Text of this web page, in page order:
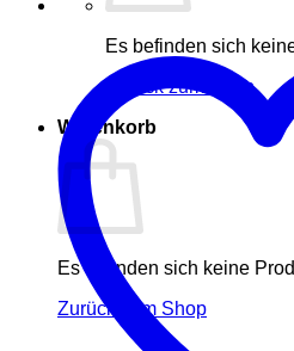
Es befinden sich
Zurück zum Shop
Warenkorb
Es befinden sich keine
Zurück zum Shop